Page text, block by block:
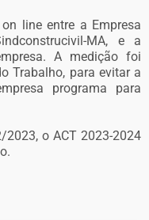
line entre a Empresa
MA, e a
A medição foi
Trabalho, para evitar a
programa para
o ACT 2023-2024